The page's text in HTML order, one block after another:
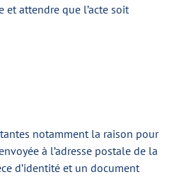
et attendre que l’acte soit
notamment la raison pour
à l’adresse postale de la
d’identité et un document